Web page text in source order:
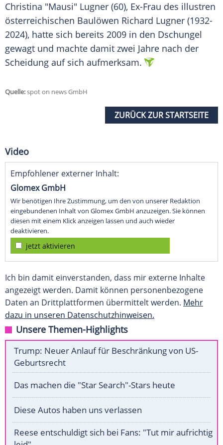
Christina "Mausi" Lugner (60), Ex-Frau des illustren
österreichischen Baulöwen Richard Lugner (1932-
2024), hatte sich bereits 2009 in den Dschungel
gewagt und machte damit zwei Jahre nach der
Scheidung auf sich aufmerksam.
Quelle:spot on news GmbH
ZURÜCK ZUR STARTSEITE
Video
Empfohlener externer Inhalt:
Glomex GmbH
Wir benötigen Ihre Zustimmung, um den von unserer Redaktion
eingebundenen Inhalt von Glomex GmbH anzuzeigen. Sie können
diesen mit einem Klick anzeigen lassen und auch wieder
deaktivieren.
jetzt aktivieren
Ich bin damit einverstanden, dass mir externe Inhalte
angezeigt werden. Damit können personenbezogene
Daten an Drittplattformen übermittelt werden. Mehr
dazu in unseren Datenschutzhinweisen.
Unsere Themen-Highlights
Trump: Neuer Anlauf für Beschränkung von US-
Geburtsrecht
Das machen die "Star Search"-Stars heute
Diese Autos haben uns verlassen
Reese entschuldigt sich bei Fans: "Tut mir aufrichtig